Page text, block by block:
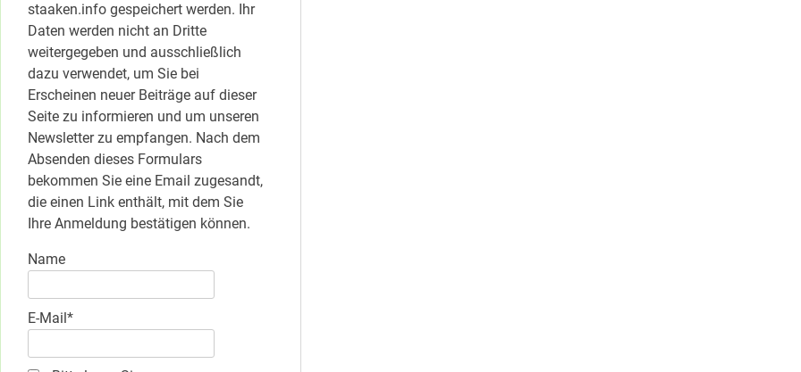
staaken.info gespeichert werden. Ihr
Daten werden nicht an Dritte
weitergegeben und ausschließlich
dazu verwendet, um Sie bei
Erscheinen neuer Beiträge auf dieser
Seite zu informieren und um unseren
Newsletter zu empfangen. Nach dem
Absenden dieses Formulars
bekommen Sie eine Email zugesandt,
die einen Link enthält, mit dem Sie
Ihre Anmeldung bestätigen können.
Name
E-Mail*